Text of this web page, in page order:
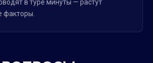
в туре минуты — растут
факторы.